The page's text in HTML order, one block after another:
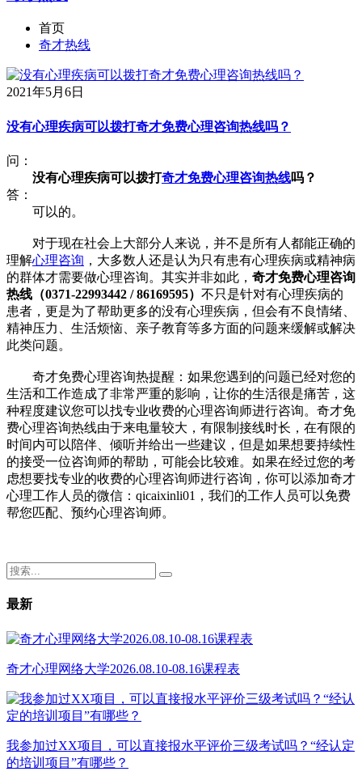
首页
奇才热线
2021年5月6日
没有心理疾病可以拨打奇才免费心理咨询热线吗？
问：
没有心理疾病可以拨打奇才免费心理咨询热线吗？
答：
可以的。
对于现在社会上大部分人来说，并不是所有人都能正确的
理解心理咨询 ，大多数人还是认为只有患有心理疾病或精神病
的群体才需要做心理咨询。其实并非如此， 奇才免费心理咨询
热线（0371-22993442 / 86169595） 不只是针对有心理疾病的
患者，更是为了帮助更多的没有心理疾病，但会有不良情绪、
精神压力、生活烦恼、亲子教育等多方面的问题来缓解或解决
此类问题。
奇才免费心理咨询热提醒：如果您遇到的问题已经对您的
生活和工作造成了非常严重的影响，让你的生活很是痛苦，这
种程度建议您可以找专业收费的心理咨询师进行咨询。奇才免
费心理咨询热线由于来电量较大，有限制接线时长，在有限的
时间内可以陪伴、倾听并给出一些建议，但是如果想要持续性
的接受一位咨询师的帮助，可能会比较难。如果在经过您的考
虑想要找专业的收费的心理咨询师进行咨询，你可以添加奇才
心理工作人员的微信：qicaixinli01，我们的工作人员可以免费
帮您匹配、预约心理咨询师。
最新
奇才心理网络大学2026.08.10-08.16课程表
我参加过XX项目，可以直接报水平评价三级考试吗？“经认定
的培训项目”有哪些？